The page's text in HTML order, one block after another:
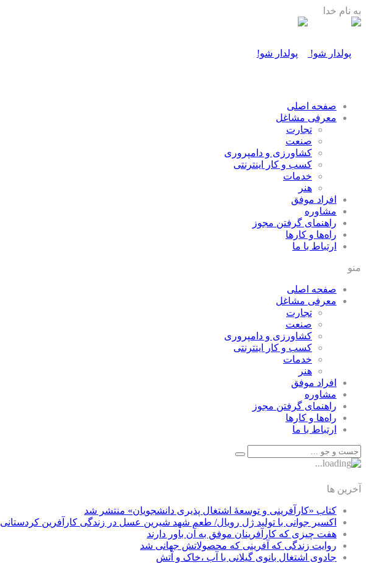
به نام خدا
صفحه اصلی
معرفی مشاغل
تجارت
صنعت
كشاورزی و دامپروری
كسب و كار اينترنتی
خدمات
هنر
افراد موفق
مشاوره
راهنمای گرفتن مجوز
راه‌ها و كارها
ارتباط با ما
منو
صفحه اصلی
معرفی مشاغل
تجارت
صنعت
كشاورزی و دامپروری
كسب و كار اينترنتی
خدمات
هنر
افراد موفق
مشاوره
راهنمای گرفتن مجوز
راه‌ها و كارها
ارتباط با ما
آخرین ها
کتاب «کارآفرینی و توسعۀ اشتغال پذیری دانشجویان» منتشر شد
اکسیر جوانی با تولید ژل رویال/ طعم شهد شیرین عسل‌ در زندگی کارآفرین کردستانی
هفت چیزی که کارآفرینان موفق به آن باور دارند
روایت زندگی که آفرینی که محصولاتش جهانی شد
جادوی اشتغال بانوی گیلانی با آب ،خاک و آتش